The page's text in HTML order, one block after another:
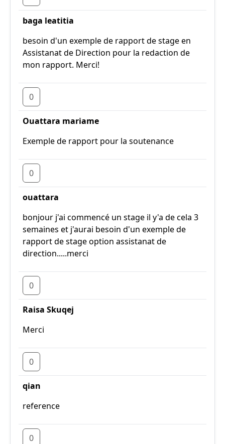
baga leatitia
besoin d'un exemple de rapport de stage en
Assistanat de Direction pour la redaction de
mon rapport. Merci!
0
Ouattara mariame
Exemple de rapport pour la soutenance
0
ouattara
bonjour j'ai commencé un stage il y'a de cela 3
semaines et j'aurai besoin d'un exemple de
rapport de stage option assistanat de
direction.....merci
0
Raisa Skuqej
Merci
0
qian
reference
0